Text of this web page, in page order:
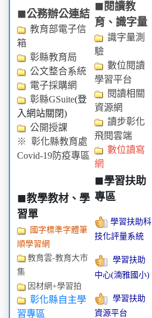
公務辦公連結
教育部電子信
箱
彰縣教育局
公文整合系統
電子採購網
彰縣GSuite(登
入網站關閉)
公開授課
※ 彰化縣教育處
Covid-19防疫專區
閱讀教
育、識字量
識字量測
驗
數位閱讀
學習平台
閱讀相關
資源網
讀步彰化
飛閱雲端
數位讀寫
網
教學教材、學
習單
國字標準字體筆
順學習網
教育雲-教育大市
集
因材網+學習拍
彰化縣自主學
習專區
學習扶助
專區
學習扶助科
技化評量系統
學習扶助
中心(湳雅國小)
學習扶助
資源平台